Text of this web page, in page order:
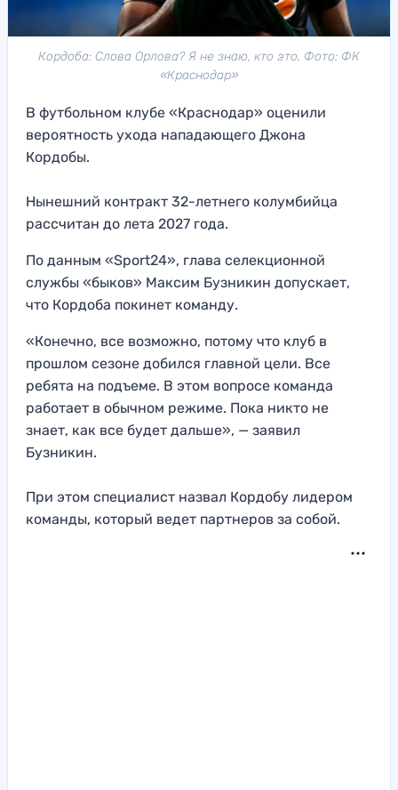
Кордоба: Слова Орлова? Я не знаю, кто это. Фото: ФК
«Краснодар»
В футбольном клубе «Краснодар» оценили
вероятность ухода нападающего Джона
Кордобы.
Нынешний контракт 32-летнего колумбийца
рассчитан до лета 2027 года.
По данным «Sport24», глава селекционной
службы «быков» Максим Бузникин допускает,
что Кордоба покинет команду.
«Конечно, все возможно, потому что клуб в
прошлом сезоне добился главной цели. Все
ребята на подъеме. В этом вопросе команда
работает в обычном режиме. Пока никто не
знает, как все будет дальше», — заявил
Бузникин.
При этом специалист назвал Кордобу лидером
команды, который ведет партнеров за собой.